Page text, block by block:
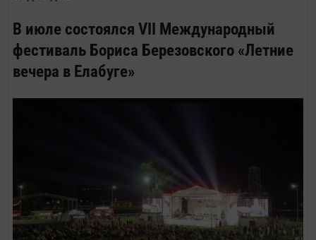
В июле состоялся VII Международный
фестиваль Бориса Березовского «Летние
вечера в Елабуге»
поколений.